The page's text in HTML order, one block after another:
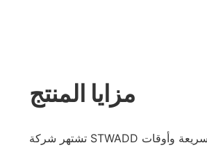
مزايا المنتج
تشتهر شركة STWADD بمنتجاتها عالية الجودة، وعيناتها السريعة وأوقات